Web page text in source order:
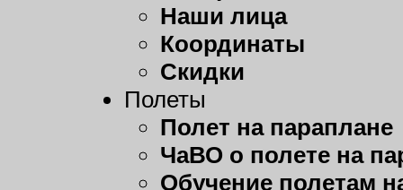
Наши лица
Координаты
Скидки
Полеты
Полет на параплане
ЧаВО о полете на
Обучение полетам